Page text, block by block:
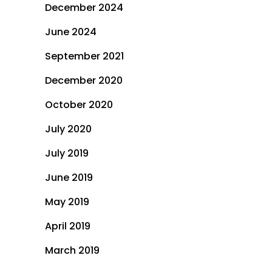
December 2024
June 2024
September 2021
December 2020
October 2020
July 2020
July 2019
June 2019
May 2019
April 2019
March 2019